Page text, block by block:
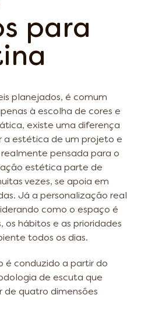
para
planejados, é comum
à escolha de cores e
existe uma diferença
estética de um projeto e
pensada para o
estética parte de
vezes, se apoia em
Já a personalização real
como o espaço é
os hábitos e as prioridades
todos os dias.
é conduzido a partir do
de escuta que
de quatro dimensões